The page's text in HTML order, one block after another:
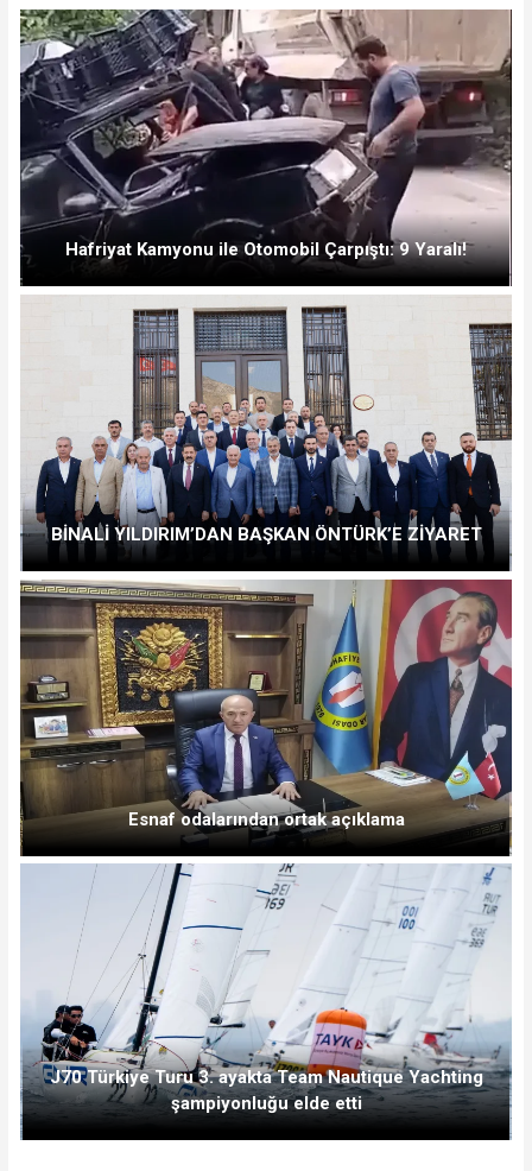
Hafriyat Kamyonu ile Otomobil Çarpıştı: 9 Yaralı!
BİNALİ YILDIRIM’DAN BAŞKAN ÖNTÜRK’E ZİYARET
Esnaf odalarından ortak açıklama
J70 Türkiye Turu 3. ayakta Team Nautique Yachting
şampiyonluğu elde etti